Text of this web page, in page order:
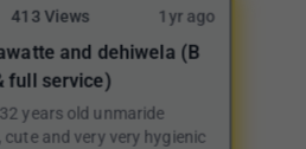
413 Views 1yr ago
and dehiwela (B
full service)
and very very hygienic